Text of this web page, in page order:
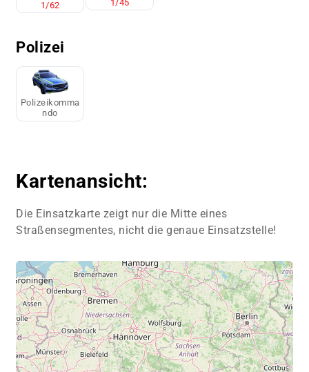
1/62
1/45
Polizei
Polizeikomma
ndo
Kartenansicht:
Die Einsatzkarte zeigt nur die Mitte eines
Straßensegmentes, nicht die genaue Einsatzstelle!